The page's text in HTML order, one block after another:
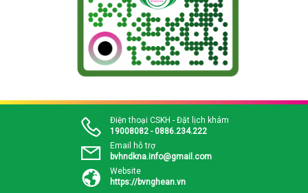
Điện thoại CSKH - Đặt lịch khám
19008082 - 0886.234.222
Email hỗ trợ
bvhndkna.info@gmail.com
Website
https://bvnghean.vn